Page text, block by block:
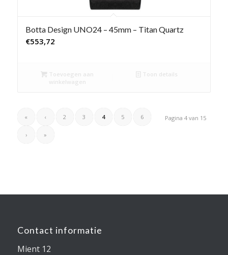
Botta Design UNO24 – 45mm – Titan Quartz
€553,72
Toevoegen aan
winkelwagen
Toon details
Pagina 4 van 15
« ‹ 2 3 4 5 6
› »
Contact informatie
Mient 12